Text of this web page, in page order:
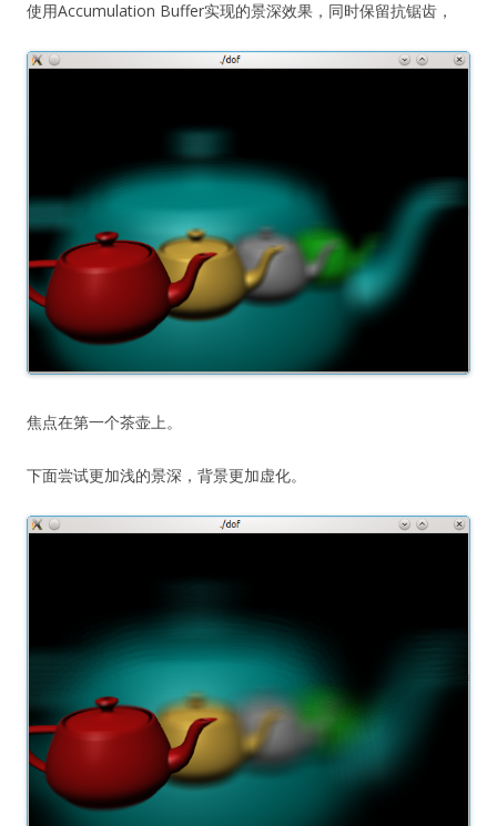
使用Accumulation Buffer实现的景深效果，同时保留抗锯齿，
焦点在第一个茶壶上。
下面尝试更加浅的景深，背景更加虚化。